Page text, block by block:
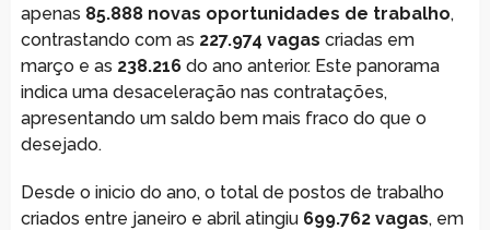
apenas 85.888 novas oportunidades de trabalho,
contrastando com as 227.974 vagas criadas em
março e as 238.216do ano anterior. Este panorama
indica uma desaceleração nas contratações,
apresentando um saldo bem mais fraco do que o
desejado.
Desde o inicio do ano, o total de postos de trabalho
criados entre janeiro e abril atingiu 699.762 vagas, em